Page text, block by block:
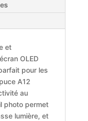
et
OLED
pour les
A12
au
photo permet
lumière, et